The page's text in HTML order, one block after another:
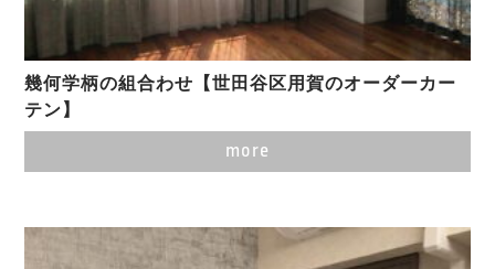
幾何学柄の組合わせ【世田谷区用賀のオーダーカー
テン】
more